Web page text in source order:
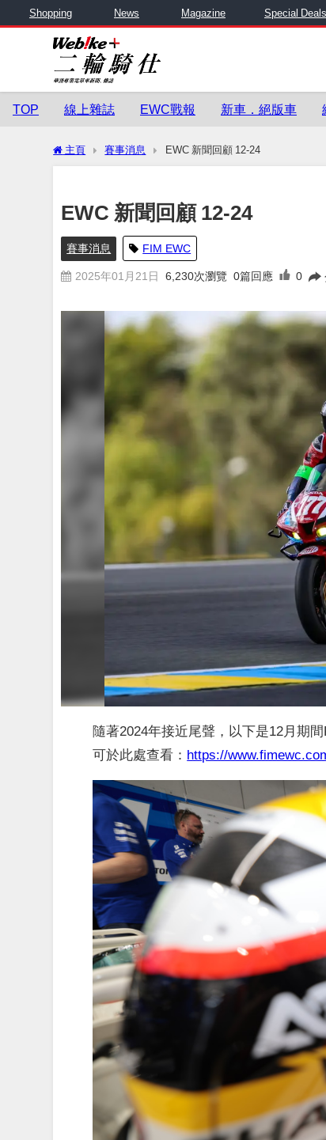
Shopping News Magazine Special Deals
TOP 線上雜誌 EWC戰報 新車．絕版車
主頁 賽事消息 EWC 新聞回顧 12-24
EWC 新聞回顧 12-24
賽事消息 FIM EWC
2025年01月21日 6,230次瀏覽 0篇回應 0
隨著2024年接近尾聲，以下是12月期
可於此處查看： https://